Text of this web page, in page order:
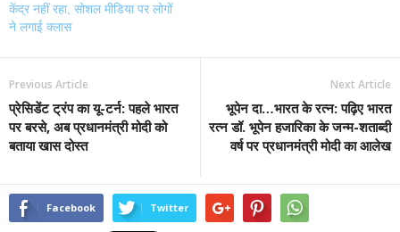
केंद्र नहीं रहा, सोशल मीडिया पर लोगों
ने लगाई क्लास
Previous Article
प्रेसिडेंट ट्रंप का यू-टर्न: पहले भारत
पर बरसे, अब प्रधानमंत्री मोदी को
बताया खास दोस्त
Next Article
भूपेन दा…भारत के रत्न: पढ़िए भारत
रत्न डॉ. भूपेन हजारिका के जन्म-शताब्दी
वर्ष पर प्रधानमंत्री मोदी का आलेख
Facebook Twitter